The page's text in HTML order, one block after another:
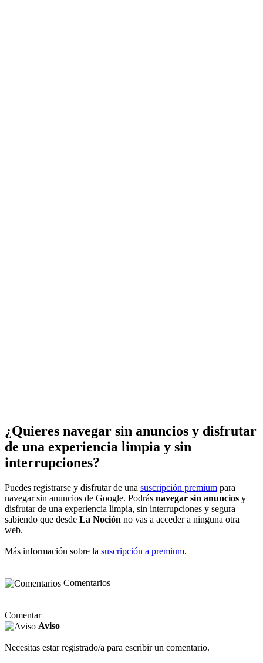
¿Quieres navegar sin anuncios y disfrutar
de una experiencia limpia y sin
interrupciones?
Puedes registrarse y disfrutar de una suscripción premium para
navegar sin anuncios de Google. Podrás navegar sin anuncios y
disfrutar de una experiencia limpia, sin interrupciones y segura
sabiendo que desde La Noción no vas a acceder a ninguna otra
web.
Más información sobre la suscripción a premium.
Comentarios
Comentar
Aviso
Necesitas estar registrado/a para escribir un comentario.